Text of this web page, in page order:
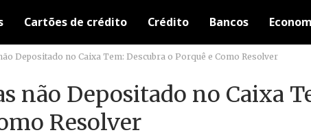
Cartões de crédito Crédito Bancos
Depositado no Caixa Tem: Descubra o Porquê e Como Resolver
não Depositado no Caixa
Resolver